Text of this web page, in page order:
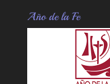
Año de la Fe